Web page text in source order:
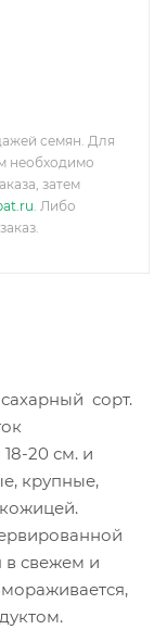
семян. Для
необходимо
затем
. Либо
сорт.
20 см. и
крупные,
в свежем и